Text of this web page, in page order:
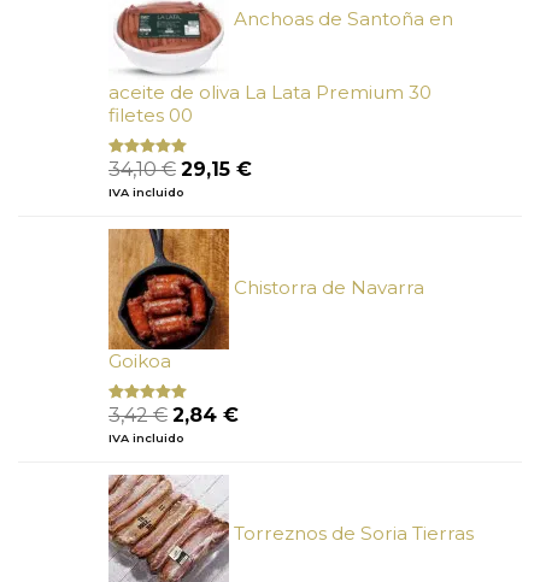
Anchoas de Santoña en
aceite de oliva La Lata Premium 30
filetes 00
Valorado
con
de 5
34,10€ El
precio
era:
34,10 €.
29,15 €El
IVA incluido
Chistorra de Navarra
Goikoa
Valorado
con
de 5
3,42€ El
precio
era:
3,42 €.
2,84 €El
IVA incluido
Torreznos de Soria Tierras